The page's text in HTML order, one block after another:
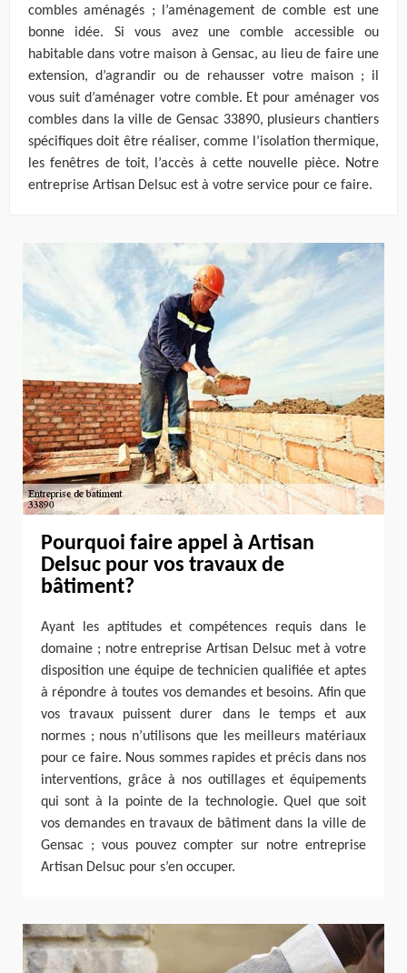
combles aménagés ; l’aménagement de comble est une
bonne idée. Si vous avez une comble accessible ou
habitable dans votre maison à Gensac, au lieu de faire une
extension, d’agrandir ou de rehausser votre maison ; il
vous suit d’aménager votre comble. Et pour aménager vos
combles dans la ville de Gensac 33890, plusieurs chantiers
spécifiques doit être réaliser, comme l’isolation thermique,
les fenêtres de toit, l’accès à cette nouvelle pièce. Notre
entreprise Artisan Delsuc est à votre service pour ce faire.
Pourquoi faire appel à Artisan
Delsuc pour vos travaux de
bâtiment?
Ayant les aptitudes et compétences requis dans le
domaine ; notre entreprise Artisan Delsuc met à votre
disposition une équipe de technicien qualifiée et aptes
à répondre à toutes vos demandes et besoins. Afin que
vos travaux puissent durer dans le temps et aux
normes ; nous n’utilisons que les meilleurs matériaux
pour ce faire. Nous sommes rapides et précis dans nos
interventions, grâce à nos outillages et équipements
qui sont à la pointe de la technologie. Quel que soit
vos demandes en travaux de bâtiment dans la ville de
Gensac ; vous pouvez compter sur notre entreprise
Artisan Delsuc pour s’en occuper.